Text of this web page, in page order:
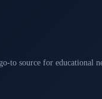
to source for educational